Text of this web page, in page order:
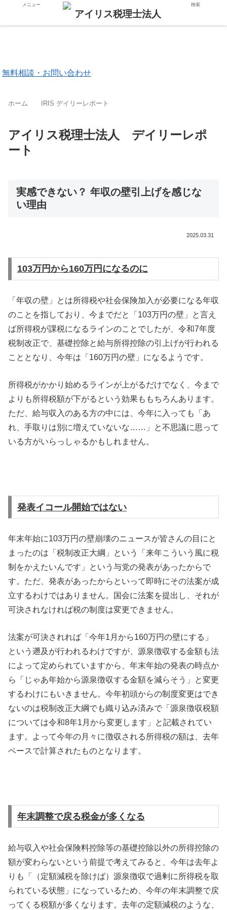
無料相談・お問い合わせ
ホーム IRIS デイリーレポート
アイリス税理士法人 デイリーレポ
ート
実感できない？ 年収の壁引上げを感じな
い理由
2025.03.31
103万円から160万円になるのに
「年収の壁」とは所得税や社会保険加入が必要になる年収
のことを指しており、今までだと「103万円の壁」と言え
ば所得税が課税になるラインのことでしたが、令和7年度
税制改正で、基礎控除と給与所得控除の引上げが行われる
こととなり、今年は「160万円の壁」になるようです。
所得税がかかり始めるラインが上がるだけでなく、今まで
よりも所得税額が下がるという効果ももちろんあります。
ただ、給与収入のある方の中には、今年に入っても「あ
れ、手取りは別に増えていないな……」と不思議に思って
いる方がいらっしゃるかもしれません。
発表イコール開始ではない
年末年始に103万円の壁崩壊のニュースが皆さんの目にと
まったのは「税制改正大綱」という「来年こういう風に税
制をかえたいんです」という与党の発表があったからで
す。ただ、発表があったからといって即時にその法案が成
立するわけではありません。国会に法案を提出し、それが
可決されなければ税の制度は変更できません。
法案が可決されれば「今年1月から160万円の壁にする」
という遡及が行われるわけですが、源泉徴収する金額も法
によって定められていますから、年末年始の発表の時点か
ら「じゃあ年始から源泉徴収する金額を減らそう」と変更
するわけにもいきません。今年初頭からの制度変更はでき
ないのは税制改正大綱でも織り込み済みで「源泉徴収税額
については令和8年1月から変更します」と記載されてい
ます。よって今年の月々に徴収される所得税の額は、去年
ベースで計算されたものとなります。
年末調整で戻る税金が多くなる
給与収入や社会保険料控除等の基礎控除以外の所得控除の
額が変わらないという前提で考えてみると、今年は去年よ
りも「（定額減税を除けば）源泉徴収で過剰に所得税を取
られている状態」になっているため、今年の年末調整で戻
ってくる税額が多くなります。去年の定額減税のような、
メニュー 検索